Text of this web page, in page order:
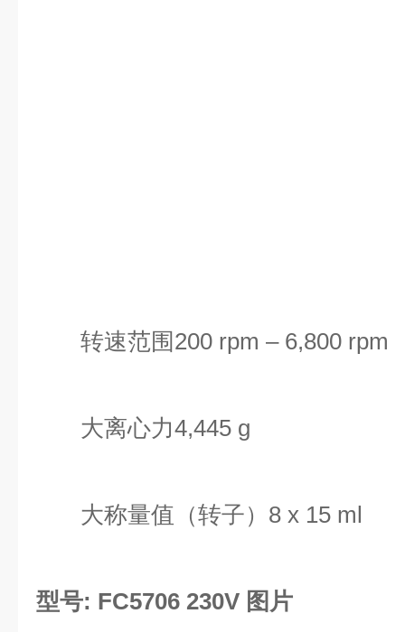
转速范围200 rpm – 6,800 rpm
大离心力4,445 g
大称量值（转子）8 x 15 ml
型号: FC5706 230V 图片